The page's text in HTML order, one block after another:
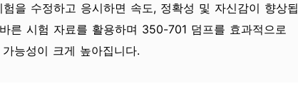
을 수정하고 응시하면 속도, 정확성 및 자신감이 향상됩
른 시험 자료를 활용하며 350-701 덤프를 효과적으로
능성이 크게 높아집니다.